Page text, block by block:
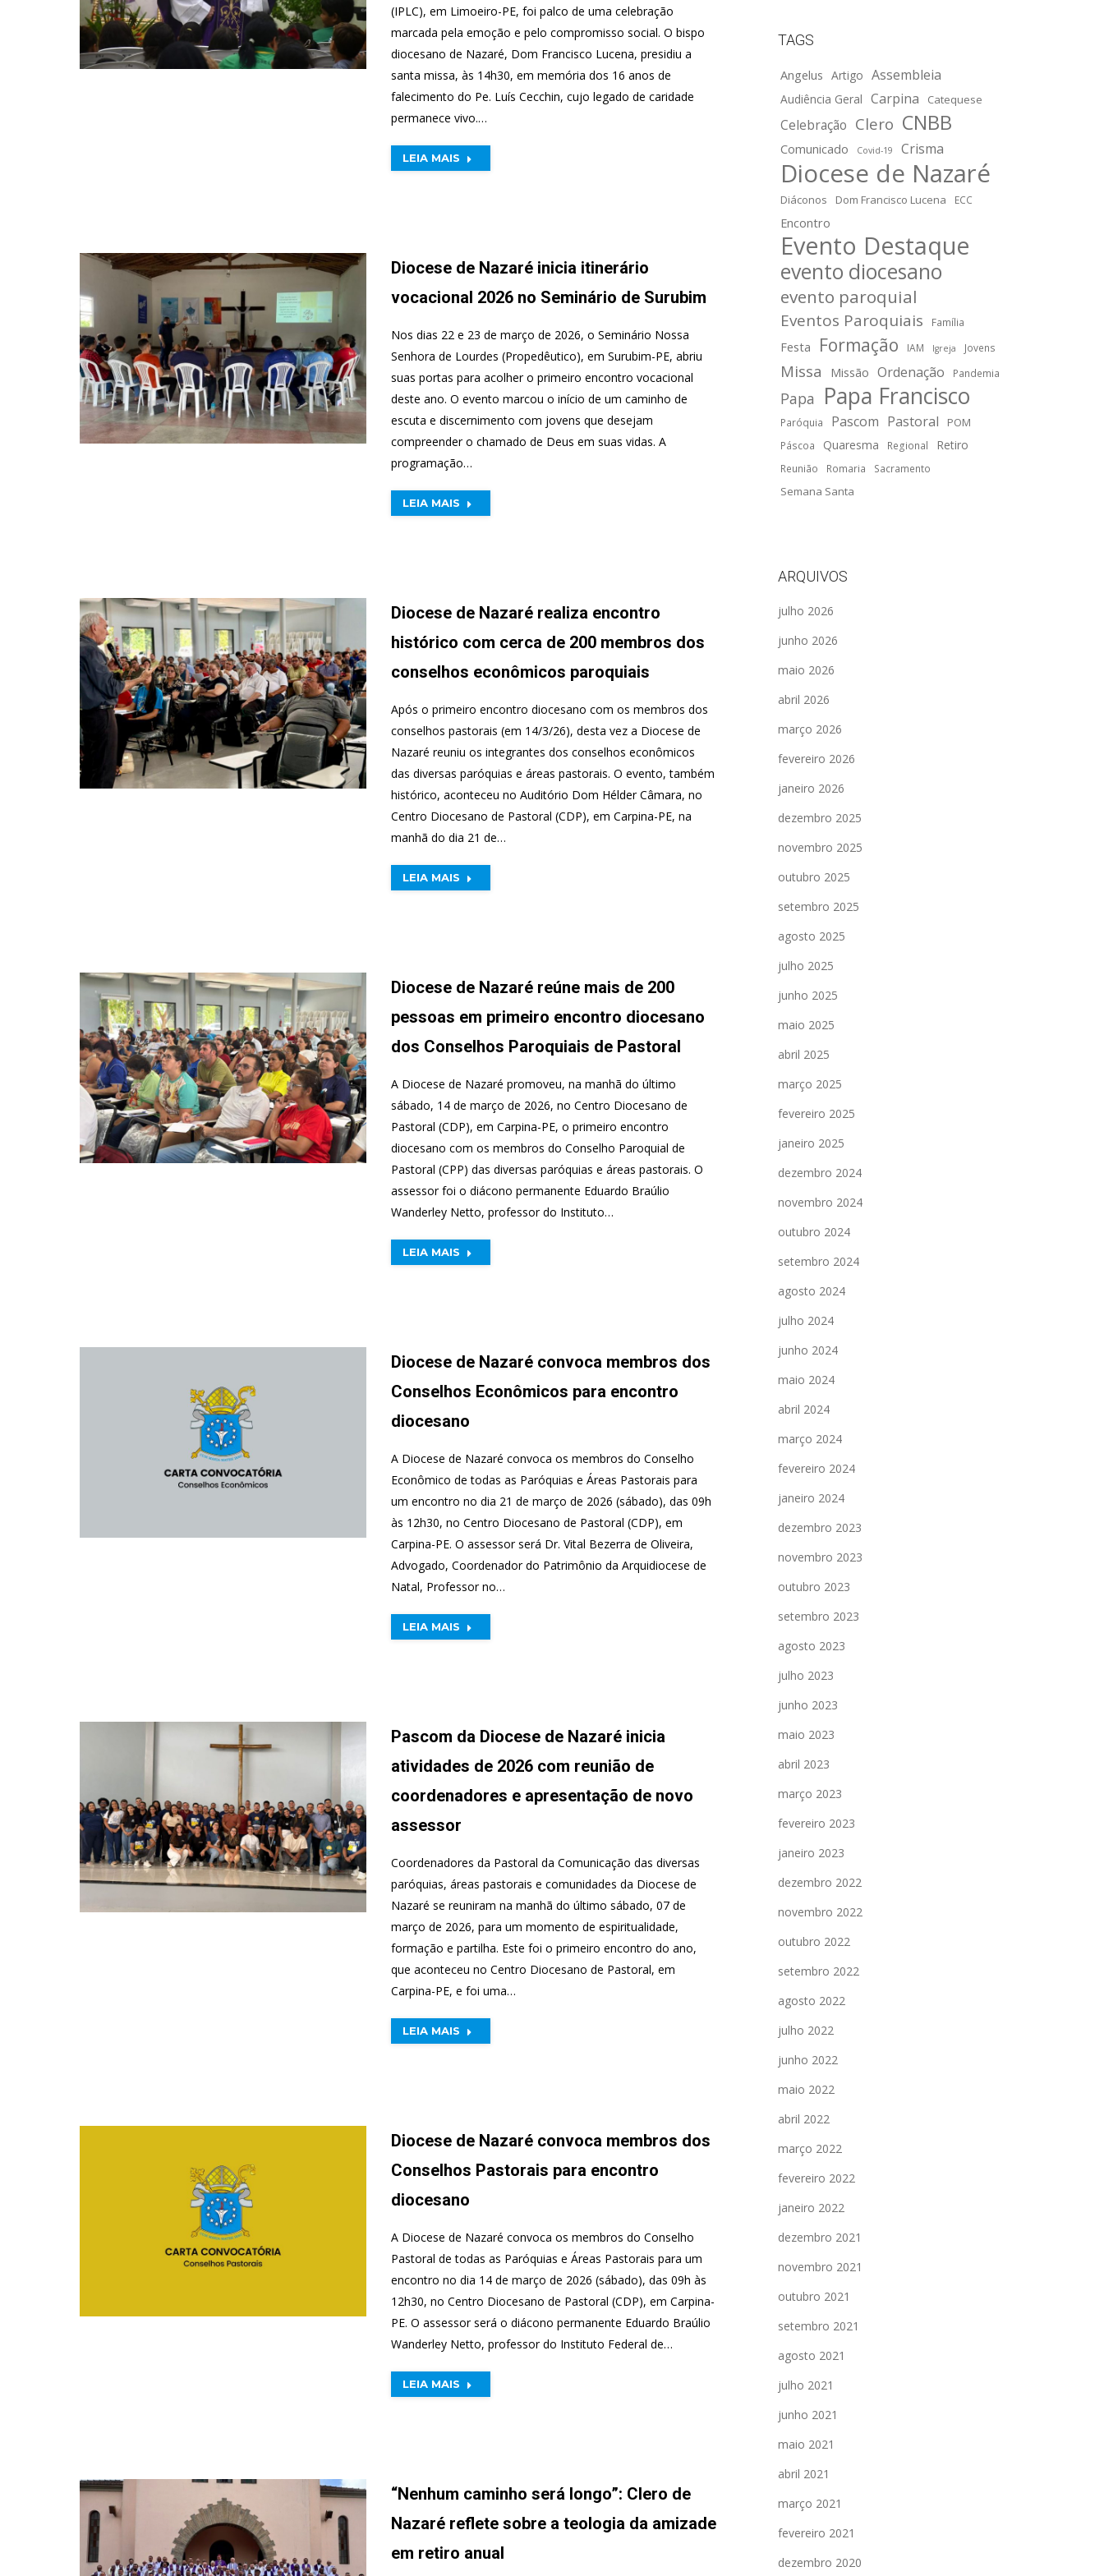
(IPLC), em Limoeiro-PE, foi palco de uma celebração
marcada pela emoção e pelo compromisso social. O bispo
diocesano de Nazaré, Dom Francisco Lucena, presidiu a
santa missa, às 14h30, em memória dos 16 anos de
falecimento do Pe. Luís Cecchin, cujo legado de caridade
permanece vivo.…
LEIA MAIS
Diocese de Nazaré inicia itinerário
vocacional 2026 no Seminário de Surubim
Nos dias 22 e 23 de março de 2026, o Seminário Nossa
Senhora de Lourdes (Propedêutico), em Surubim-PE, abriu
suas portas para acolher o primeiro encontro vocacional
deste ano. O evento marcou o início de um caminho de
escuta e discernimento com jovens que desejam
compreender o chamado de Deus em suas vidas. A
programação…
LEIA MAIS
Diocese de Nazaré realiza encontro
histórico com cerca de 200 membros dos
conselhos econômicos paroquiais
Após o primeiro encontro diocesano com os membros dos
conselhos pastorais (em 14/3/26), desta vez a Diocese de
Nazaré reuniu os integrantes dos conselhos econômicos
das diversas paróquias e áreas pastorais. O evento, também
histórico, aconteceu no Auditório Dom Hélder Câmara, no
Centro Diocesano de Pastoral (CDP), em Carpina-PE, na
manhã do dia 21 de…
LEIA MAIS
Diocese de Nazaré reúne mais de 200
pessoas em primeiro encontro diocesano
dos Conselhos Paroquiais de Pastoral
A Diocese de Nazaré promoveu, na manhã do último
sábado, 14 de março de 2026, no Centro Diocesano de
Pastoral (CDP), em Carpina-PE, o primeiro encontro
diocesano com os membros do Conselho Paroquial de
Pastoral (CPP) das diversas paróquias e áreas pastorais. O
assessor foi o diácono permanente Eduardo Braúlio
Wanderley Netto, professor do Instituto…
LEIA MAIS
Diocese de Nazaré convoca membros dos
Conselhos Econômicos para encontro
diocesano
A Diocese de Nazaré convoca os membros do Conselho
Econômico de todas as Paróquias e Áreas Pastorais para
um encontro no dia 21 de março de 2026 (sábado), das 09h
às 12h30, no Centro Diocesano de Pastoral (CDP), em
Carpina-PE. O assessor será Dr. Vital Bezerra de Oliveira,
Advogado, Coordenador do Patrimônio da Arquidiocese de
Natal, Professor no…
LEIA MAIS
Pascom da Diocese de Nazaré inicia
atividades de 2026 com reunião de
coordenadores e apresentação de novo
assessor
Coordenadores da Pastoral da Comunicação das diversas
paróquias, áreas pastorais e comunidades da Diocese de
Nazaré se reuniram na manhã do último sábado, 07 de
março de 2026, para um momento de espiritualidade,
formação e partilha. Este foi o primeiro encontro do ano,
que aconteceu no Centro Diocesano de Pastoral, em
Carpina-PE, e foi uma…
LEIA MAIS
Diocese de Nazaré convoca membros dos
Conselhos Pastorais para encontro
diocesano
A Diocese de Nazaré convoca os membros do Conselho
Pastoral de todas as Paróquias e Áreas Pastorais para um
encontro no dia 14 de março de 2026 (sábado), das 09h às
12h30, no Centro Diocesano de Pastoral (CDP), em Carpina-
PE. O assessor será o diácono permanente Eduardo Braúlio
Wanderley Netto, professor do Instituto Federal de…
LEIA MAIS
“Nenhum caminho será longo”: Clero de
Nazaré reflete sobre a teologia da amizade
em retiro anual
TAGS
Angelus Artigo Assembleia
Audiência Geral Carpina Catequese
Celebração Clero CNBB
Comunicado Covid-19 Crisma
Diocese de Nazaré
Diáconos Dom Francisco Lucena ECC
Encontro
Evento Destaque
evento diocesano
evento paroquial
Eventos Paroquiais Família
Festa Formação IAM Igreja Jovens
Missa Missão Ordenação Pandemia
Papa Papa Francisco
Paróquia Pascom Pastoral POM
Páscoa Quaresma Regional Retiro
Reunião Romaria Sacramento
Semana Santa
ARQUIVOS
julho 2026
junho 2026
maio 2026
abril 2026
março 2026
fevereiro 2026
janeiro 2026
dezembro 2025
novembro 2025
outubro 2025
setembro 2025
agosto 2025
julho 2025
junho 2025
maio 2025
abril 2025
março 2025
fevereiro 2025
janeiro 2025
dezembro 2024
novembro 2024
outubro 2024
setembro 2024
agosto 2024
julho 2024
junho 2024
maio 2024
abril 2024
março 2024
fevereiro 2024
janeiro 2024
dezembro 2023
novembro 2023
outubro 2023
setembro 2023
agosto 2023
julho 2023
junho 2023
maio 2023
abril 2023
março 2023
fevereiro 2023
janeiro 2023
dezembro 2022
novembro 2022
outubro 2022
setembro 2022
agosto 2022
julho 2022
junho 2022
maio 2022
abril 2022
março 2022
fevereiro 2022
janeiro 2022
dezembro 2021
novembro 2021
outubro 2021
setembro 2021
agosto 2021
julho 2021
junho 2021
maio 2021
abril 2021
março 2021
fevereiro 2021
dezembro 2020